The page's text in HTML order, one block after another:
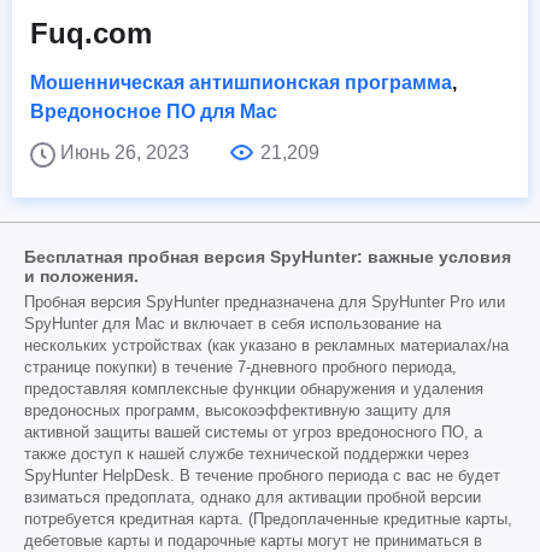
Fuq.com
Мошенническая антишпионская программа,
Вредоносное ПО для Mac
Июнь 26, 2023
21,209
Бесплатная пробная версия SpyHunter: важные условия
и положения.
Пробная версия SpyHunter предназначена для SpyHunter Pro или
SpyHunter для Mac и включает в себя использование на
нескольких устройствах (как указано в рекламных материалах/на
странице покупки) в течение 7-дневного пробного периода,
предоставляя комплексные функции обнаружения и удаления
вредоносных программ, высокоэффективную защиту для
активной защиты вашей системы от угроз вредоносного ПО, а
также доступ к нашей службе технической поддержки через
SpyHunter HelpDesk. В течение пробного периода с вас не будет
взиматься предоплата, однако для активации пробной версии
потребуется кредитная карта. (Предоплаченные кредитные карты,
дебетовые карты и подарочные карты могут не приниматься в